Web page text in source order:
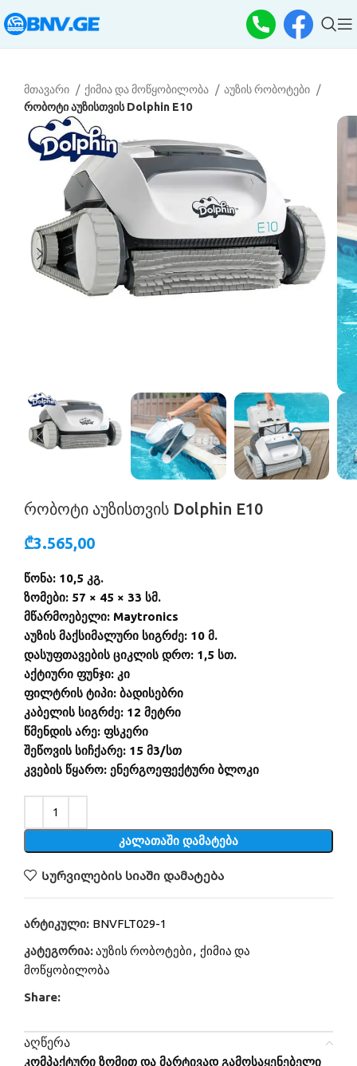
მთავარი ქიმია და მოწყობილობა
აუზის რობოტები
რობოტი აუზისთვის Dolphin E10
რობოტი აუზისთვის Dolphin E10
₾3.565,00
წონა: 10,5 კგ.
ზომები: 57 × 45 × 33 სმ.
მწარმოებელი: Maytronics
აუზის მაქსიმალური სიგრძე: 10 მ.
დასუფთავების ციკლის დრო: 1,5 სთ.
აქტიური ფუნჯი: კი
ფილტრის ტიპი: ბადისებრი
კაბელის სიგრძე: 12 მეტრი
წმენდის არე: ფსკერი
შეწოვის სიჩქარე: 15 მ3/სთ
კვების წყარო: ენერგოეფექტური ბლოკი
ᲙᲐᲚᲐᲗᲐᲨᲘ ᲓᲐᲛᲐᲢᲔᲑᲐ
Სურვილების სიაში დამატება
არტიკული: BNVFLT029-1
კატეგორია:აუზის რობოტები, ქიმია და
მოწყობილობა
Share:
ᲐᲦᲬᲔᲠᲐ
კომპაქტური ზომით და მარტივად გამოსაყენებელი